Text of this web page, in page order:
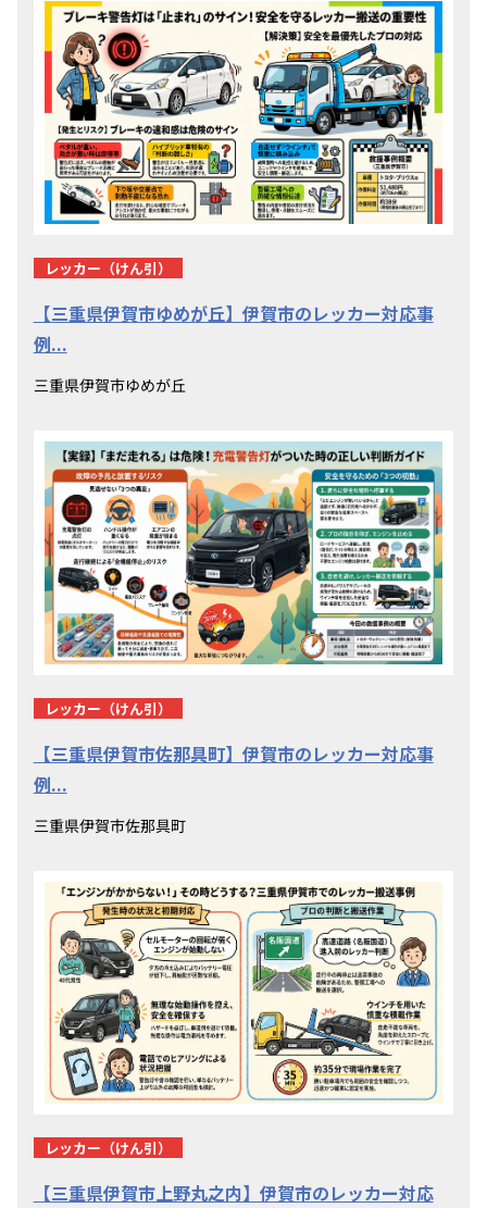
レッカー（けん引）
【三重県伊賀市ゆめが丘】伊賀市のレッカー対応事
例...
三重県伊賀市ゆめが丘
レッカー（けん引）
【三重県伊賀市佐那具町】伊賀市のレッカー対応事
例...
三重県伊賀市佐那具町
レッカー（けん引）
【三重県伊賀市上野丸之内】伊賀市のレッカー対応